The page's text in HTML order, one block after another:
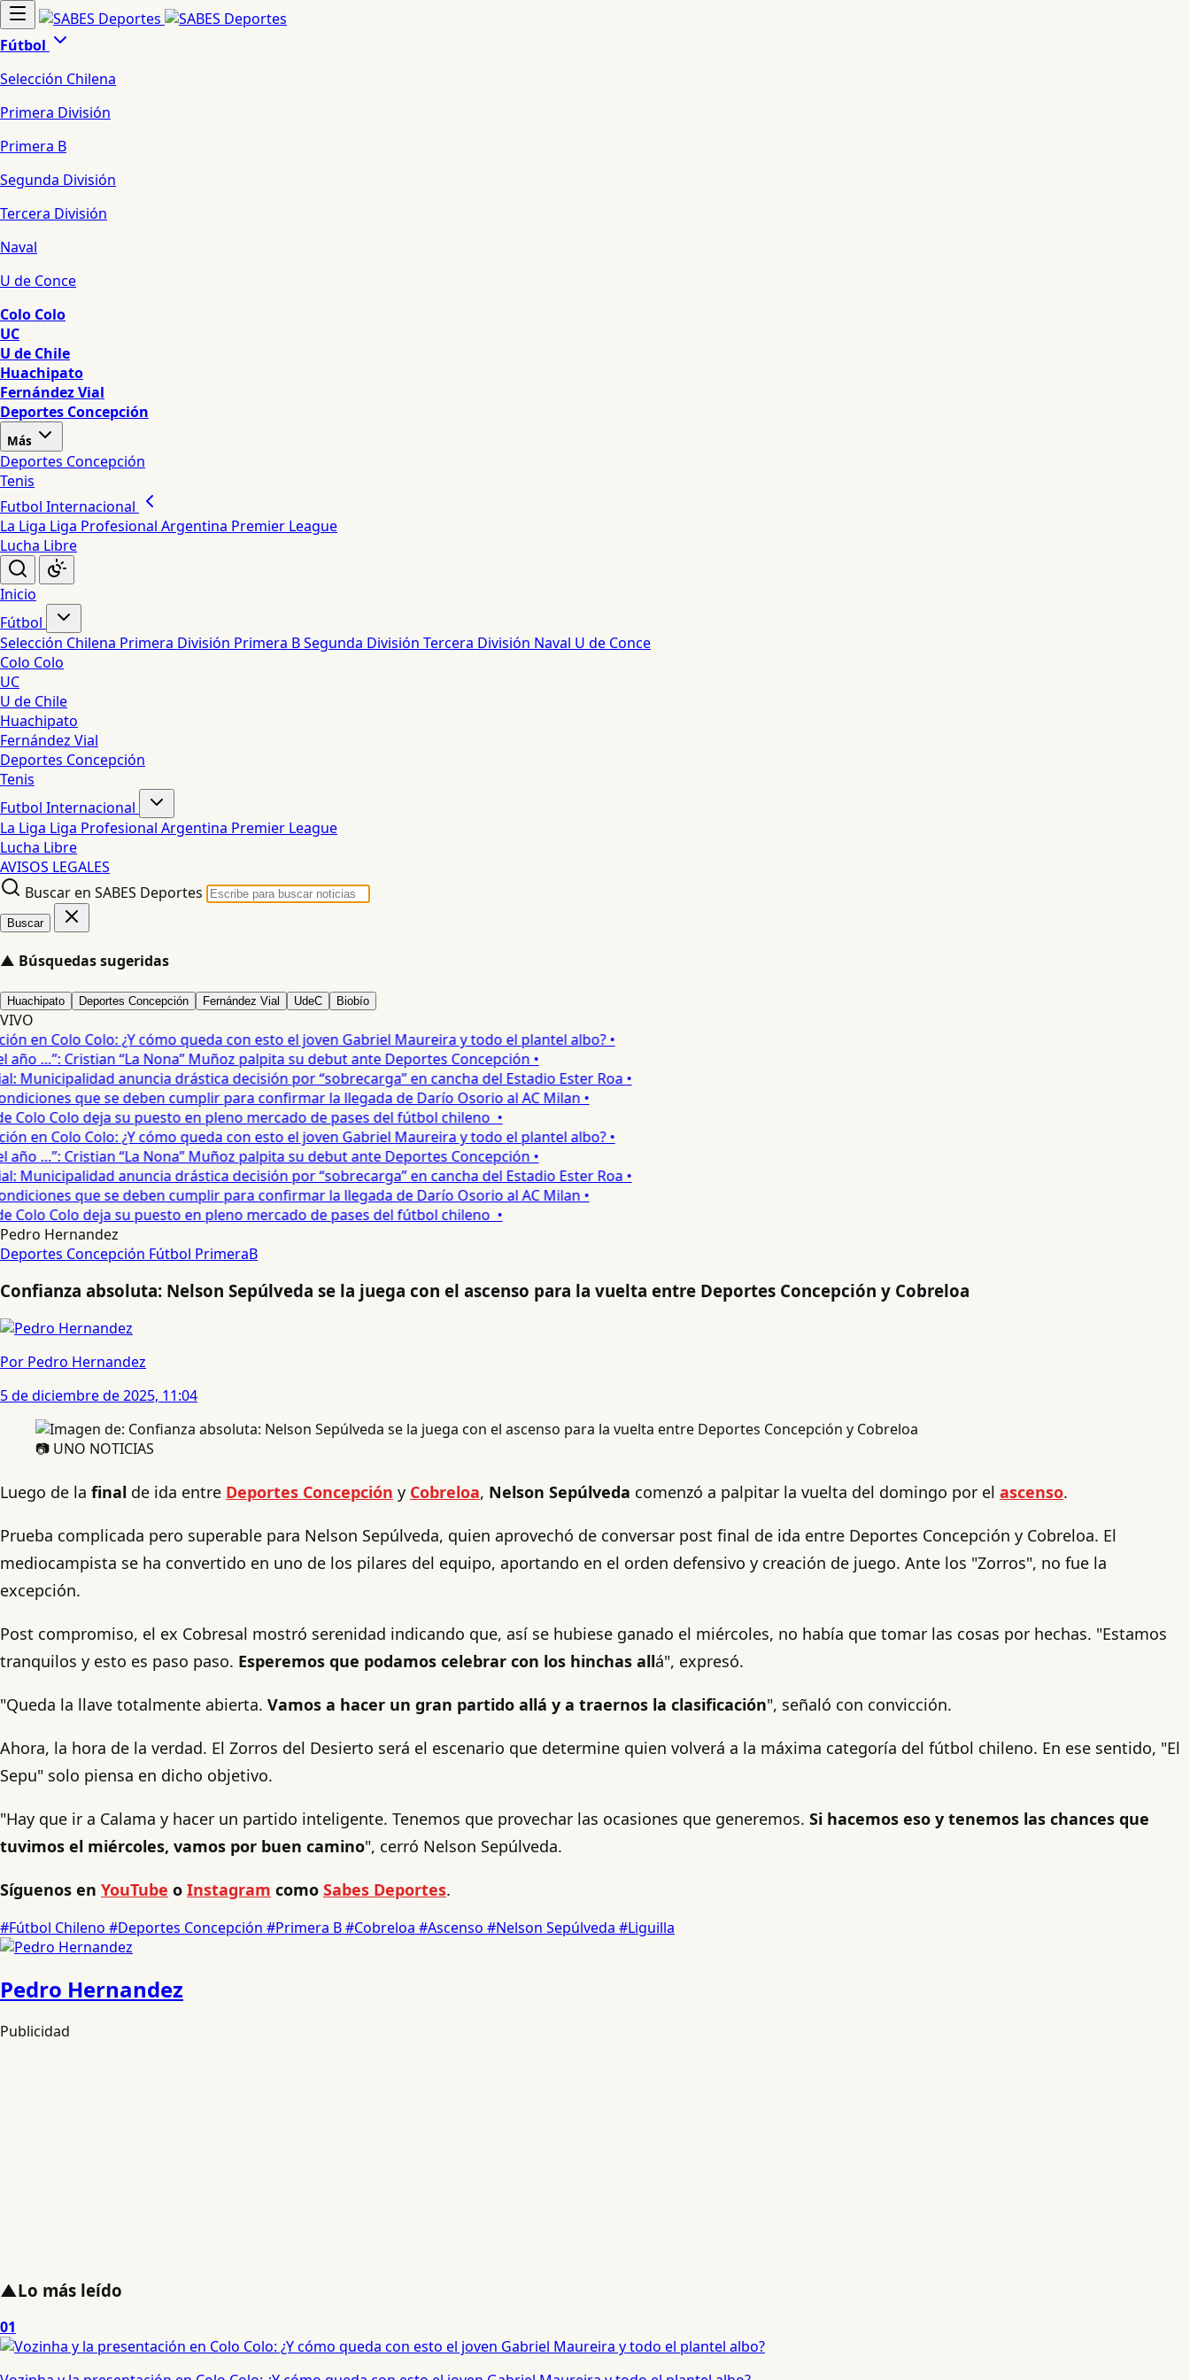
Fútbol
Selección Chilena
Primera División
Primera B
Segunda División
Tercera División
Naval
U de Conce
Colo Colo
UC
U de Chile
Huachipato
Fernández Vial
Deportes Concepción
Más
Deportes Concepción
Tenis
Futbol Internacional
La Liga Liga Profesional Argentina Premier League
Lucha Libre
Inicio
Fútbol
Selección Chilena Primera División Primera BSegunda División Tercera División Naval U de Conce
Colo Colo
UC
U de Chile
Huachipato
Fernández Vial
Deportes Concepción
Tenis
Futbol Internacional
La Liga Liga Profesional Argentina Premier League
Lucha Libre
AVISOS LEGALES
Buscar en SABES Deportes
Buscar
▲ Búsquedas sugeridas
Huachipato Deportes Concepción Fernández Vial UdeC Biobío
VIVO
en Colo Colo: ¿Y cómo queda con esto el joven Gabriel Maureira y todo el plantel albo? •
…”: Cristian “La Nona” Muñoz palpita su debut ante Deportes Concepción •
Municipalidad anuncia drástica decisión por “sobrecarga” en cancha del Estadio Ester Roa •
que se deben cumplir para confirmar la llegada de Darío Osorio al AC Milan •
Colo deja su puesto en pleno mercado de pases del fútbol chileno •
en Colo Colo: ¿Y cómo queda con esto el joven Gabriel Maureira y todo el plantel albo? •
…”: Cristian “La Nona” Muñoz palpita su debut ante Deportes Concepción •
Municipalidad anuncia drástica decisión por “sobrecarga” en cancha del Estadio Ester Roa •
que se deben cumplir para confirmar la llegada de Darío Osorio al AC Milan •
Colo deja su puesto en pleno mercado de pases del fútbol chileno •
Pedro Hernandez
Deportes Concepción Fútbol PrimeraB
Confianza absoluta: Nelson Sepúlveda se la juega con el ascenso para la vuelta entre Deportes Concepción y Cobreloa
Por Pedro Hernandez
5 de diciembre de 2025, 11:04
📷 UNO NOTICIAS
Luego de la final de ida entre Deportes Concepción y Cobreloa, Nelson Sepúlveda comenzó a palpitar la vuelta del domingo por el ascenso.
Prueba complicada pero superable para Nelson Sepúlveda, quien aprovechó de conversar post final de ida entre Deportes Concepción y Cobreloa. El
mediocampista se ha convertido en uno de los pilares del equipo, aportando en el orden defensivo y creación de juego. Ante los "Zorros", no fue la
excepción.
Post compromiso, el ex Cobresal mostró serenidad indicando que, así se hubiese ganado el miércoles, no había que tomar las cosas por hechas. "Estamos
tranquilos y esto es paso paso. Esperemos que podamos celebrar con los hinchas allá", expresó.
"Queda la llave totalmente abierta. Vamos a hacer un gran partido allá y a traernos la clasificación", señaló con convicción.
Ahora, la hora de la verdad. El Zorros del Desierto será el escenario que determine quien volverá a la máxima categoría del fútbol chileno. En ese sentido, "El
Sepu" solo piensa en dicho objetivo.
"Hay que ir a Calama y hacer un partido inteligente. Tenemos que provechar las ocasiones que generemos. Si hacemos eso y tenemos las chances que
tuvimos el miércoles, vamos por buen camino", cerró Nelson Sepúlveda.
Síguenos en YouTube o Instagram como Sabes Deportes.
#Fútbol Chileno #Deportes Concepción #Primera B#Cobreloa #Ascenso #Nelson Sepúlveda #Liguilla
Pedro Hernandez
Publicidad
▲Lo más leído
01